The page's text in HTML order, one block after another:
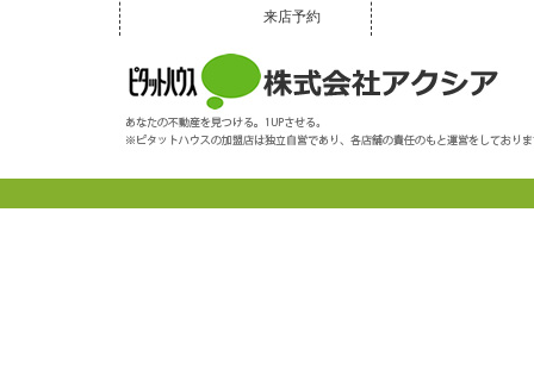
来店予約